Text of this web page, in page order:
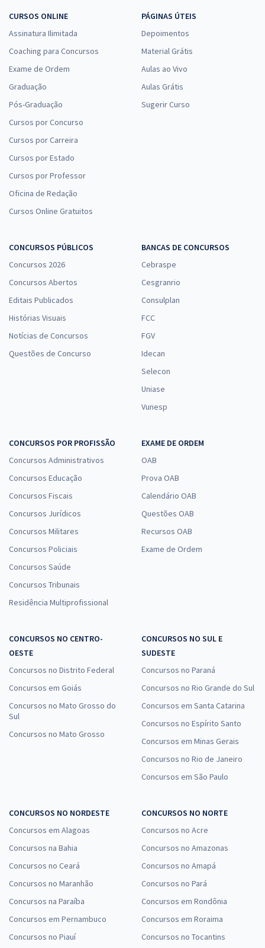
CURSOS ONLINE
Assinatura Ilimitada
Coaching para Concursos
Exame de Ordem
Graduação
Pós-Graduação
Cursos por Concurso
Cursos por Carreira
Cursos por Estado
Cursos por Professor
Oficina de Redação
Cursos Online Gratuitos
PÁGINAS ÚTEIS
Depoimentos
Material Grátis
Aulas ao Vivo
Aulas Grátis
Sugerir Curso
CONCURSOS PÚBLICOS
Concursos 2026
Concursos Abertos
Editais Publicados
Histórias Visuais
Notícias de Concursos
Questões de Concurso
BANCAS DE CONCURSOS
Cebraspe
Cesgranrio
Consulplan
FCC
FGV
Idecan
Selecon
Uniase
Vunesp
CONCURSOS POR PROFISSÃO
Concursos Administrativos
Concursos Educação
Concursos Fiscais
Concursos Jurídicos
Concursos Militares
Concursos Policiais
Concursos Saúde
Concursos Tribunais
Residência Multiprofissional
EXAME DE ORDEM
OAB
Prova OAB
Calendário OAB
Questões OAB
Recursos OAB
Exame de Ordem
CONCURSOS NO CENTRO-
OESTE
Concursos no Distrito Federal
Concursos em Goiás
Concursos no Mato Grosso do
Sul
Concursos no Mato Grosso
CONCURSOS NO SUL E
SUDESTE
Concursos no Paraná
Concursos no Rio Grande do Sul
Concursos em Santa Catarina
Concursos no Espírito Santo
Concursos em Minas Gerais
Concursos no Rio de Janeiro
Concursos em São Paulo
CONCURSOS NO NORDESTE
Concursos em Alagoas
Concursos na Bahia
Concursos no Ceará
Concursos no Maranhão
Concursos na Paraíba
Concursos em Pernambuco
Concursos no Piauí
CONCURSOS NO NORTE
Concursos no Acre
Concursos no Amazonas
Concursos no Amapá
Concursos no Pará
Concursos em Rondônia
Concursos em Roraima
Concursos no Tocantins